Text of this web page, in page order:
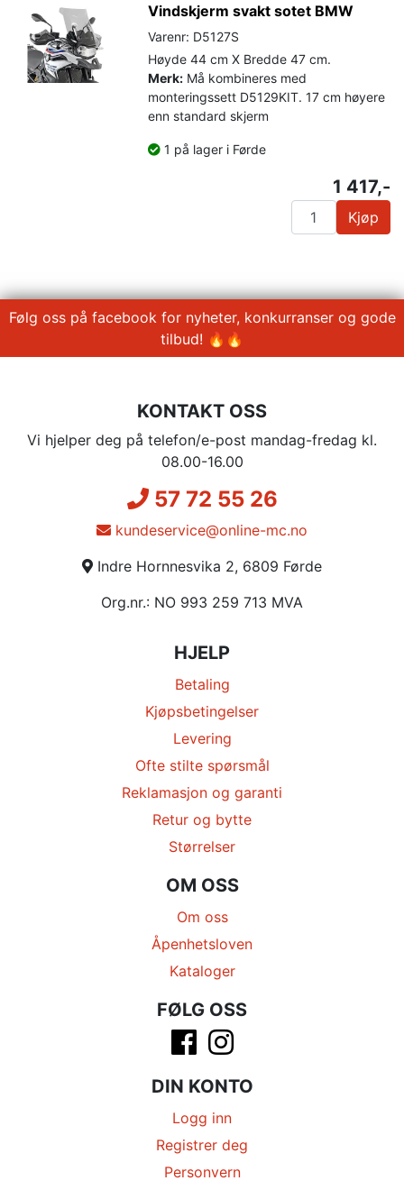
Vindskjerm svakt sotet BMW
Varenr: D5127S
Høyde 44 cm X Bredde 47 cm.
Merk: Må kombineres med
monteringssett D5129KIT. 17 cm høyere
enn standard skjerm
1 på lager i Førde
1 417,-
Kjøp
Følg oss på facebook for nyheter, konkurranser og gode
tilbud! 🔥🔥
KONTAKT OSS
Vi hjelper deg på telefon/e-post mandag-fredag kl.
08.00-16.00
57 72 55 26
kundeservice@online-mc.no
Indre Hornnesvika 2, 6809 Førde
Org.nr.: NO 993 259 713 MVA
HJELP
Betaling
Kjøpsbetingelser
Levering
Ofte stilte spørsmål
Reklamasjon og garanti
Retur og bytte
Størrelser
OM OSS
Om oss
Åpenhetsloven
Kataloger
FØLG OSS
DIN KONTO
Logg inn
Registrer deg
Personvern